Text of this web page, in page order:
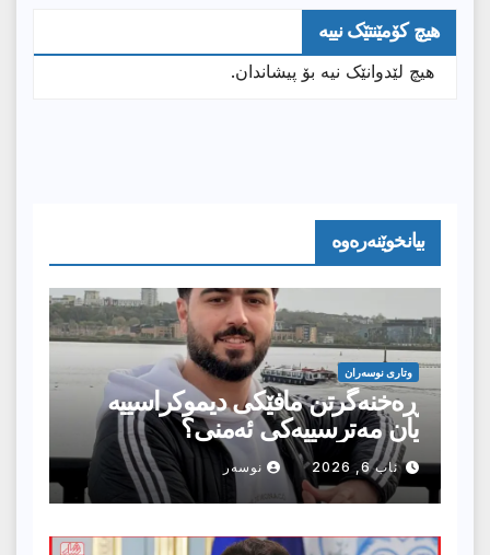
هیچ کۆمێنتێک نییە
هیچ لێدوانێک نیە بۆ پیشاندان.
بیانخوێنەرەوە
وتارى نوسەران
ڕەخنەگرتن مافێکی دیموکراسییە
یان مەترسییەکی ئەمنی؟
ئاب 6, 2026 نوسەر